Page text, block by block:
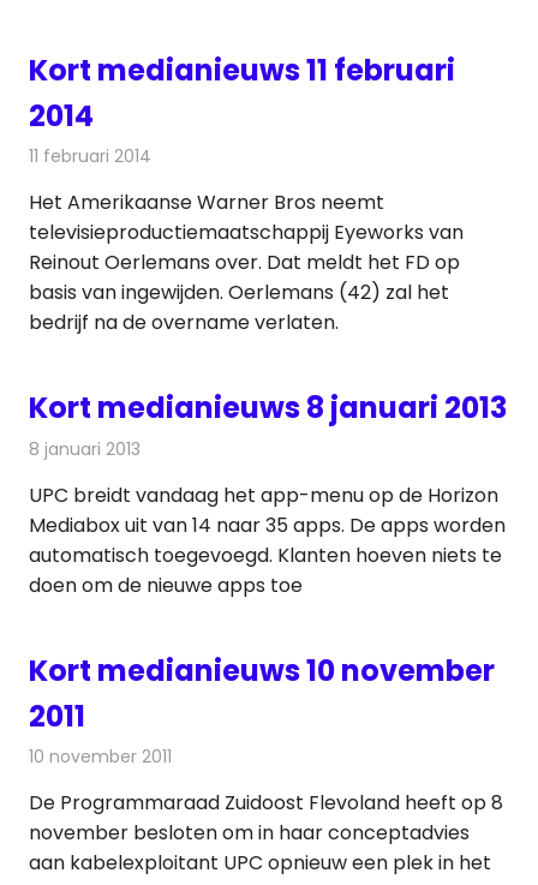
Kort medianieuws 11 februari
2014
11 februari 2014
Het Amerikaanse Warner Bros neemt
televisieproductiemaatschappij Eyeworks van
Reinout Oerlemans over. Dat meldt het FD op
basis van ingewijden. Oerlemans (42) zal het
bedrijf na de overname verlaten.
Kort medianieuws 8 januari 2013
8 januari 2013
UPC breidt vandaag het app-menu op de Horizon
Mediabox uit van 14 naar 35 apps. De apps worden
automatisch toegevoegd. Klanten hoeven niets te
doen om de nieuwe apps toe
Kort medianieuws 10 november
2011
10 november 2011
De Programmaraad Zuidoost Flevoland heeft op 8
november besloten om in haar conceptadvies
aan kabelexploitant UPC opnieuw een plek in het